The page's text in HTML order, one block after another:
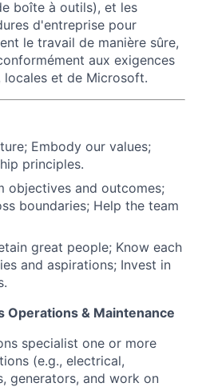
boîte à outils), et les
d'entreprise pour
le travail de manière sûre,
aux exigences
locales et de Microsoft.
Embody our values;
principles.
objectives and outcomes;
boundaries; Help the team
great people; Know each
and aspirations; Invest in
Operations & Maintenance
specialist one or more
(e.g., electrical,
generators, and work on